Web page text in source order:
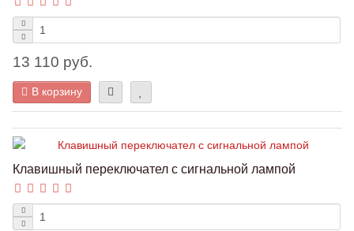
13 110 руб.
В корзину
Клавишный переключател с сигнальной лампой